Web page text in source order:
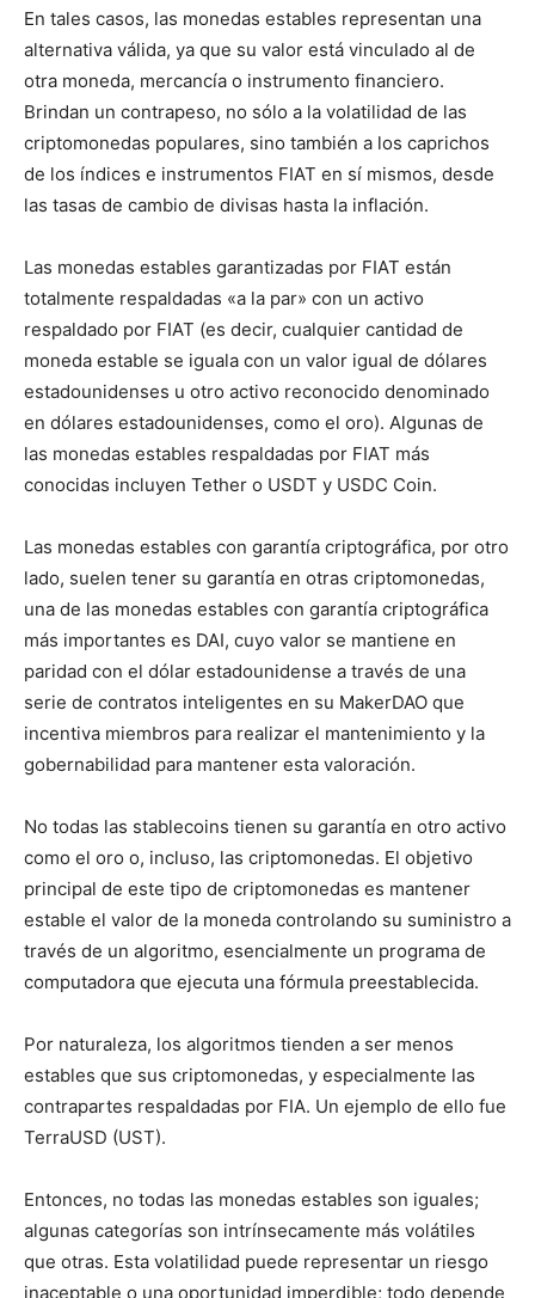
En tales casos, las monedas estables representan una
alternativa válida, ya que su valor está vinculado al de
otra moneda, mercancía o instrumento financiero.
Brindan un contrapeso, no sólo a la volatilidad de las
criptomonedas populares, sino también a los caprichos
de los índices e instrumentos FIAT en sí mismos, desde
las tasas de cambio de divisas hasta la inflación.
Las monedas estables garantizadas por FIAT están
totalmente respaldadas «a la par» con un activo
respaldado por FIAT (es decir, cualquier cantidad de
moneda estable se iguala con un valor igual de dólares
estadounidenses u otro activo reconocido denominado
en dólares estadounidenses, como el oro). Algunas de
las monedas estables respaldadas por FIAT más
conocidas incluyen Tether o USDT y USDC Coin.
Las monedas estables con garantía criptográfica, por otro
lado, suelen tener su garantía en otras criptomonedas,
una de las monedas estables con garantía criptográfica
más importantes es DAI, cuyo valor se mantiene en
paridad con el dólar estadounidense a través de una
serie de contratos inteligentes en su MakerDAO que
incentiva miembros para realizar el mantenimiento y la
gobernabilidad para mantener esta valoración.
No todas las stablecoins tienen su garantía en otro activo
como el oro o, incluso, las criptomonedas. El objetivo
principal de este tipo de criptomonedas es mantener
estable el valor de la moneda controlando su suministro a
través de un algoritmo, esencialmente un programa de
computadora que ejecuta una fórmula preestablecida.
Por naturaleza, los algoritmos tienden a ser menos
estables que sus criptomonedas, y especialmente las
contrapartes respaldadas por FIA. Un ejemplo de ello fue
TerraUSD (UST).
Entonces, no todas las monedas estables son iguales;
algunas categorías son intrínsecamente más volátiles
que otras. Esta volatilidad puede representar un riesgo
inaceptable o una oportunidad imperdible; todo depende